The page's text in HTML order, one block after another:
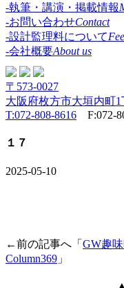
-執筆・講演・掲載情報
-お問い合わせContact
-設計監理料についてFee
-会社概要About us
〒573-0027
大阪府枚方市大垣内町1
T:072-808-8616
F:072-
１７
2025-05-10
←前の記事へ「 GW趣
Column369 」